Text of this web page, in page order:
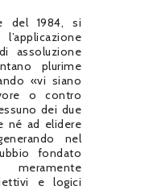
del 1984, si
assoluzione
plurime
«vi siano
o contro
dei due
né ad elidere
nel
fondato
e logici